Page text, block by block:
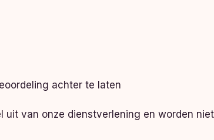
achter te laten
uit van onze dienstverlening en worden